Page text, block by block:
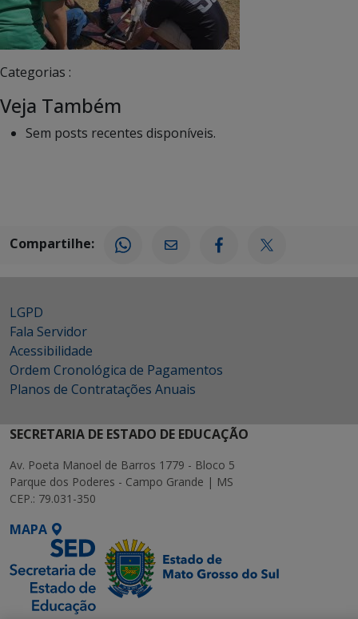
Categorias :
Veja Também
Sem posts recentes disponíveis.
Compartilhe:
LGPD
Fala Servidor
Acessibilidade
Ordem Cronológica de Pagamentos
Planos de Contratações Anuais
SECRETARIA DE ESTADO DE EDUCAÇÃO
Av. Poeta Manoel de Barros 1779 - Bloco 5
Parque dos Poderes - Campo Grande | MS
CEP.: 79.031-350
MAPA